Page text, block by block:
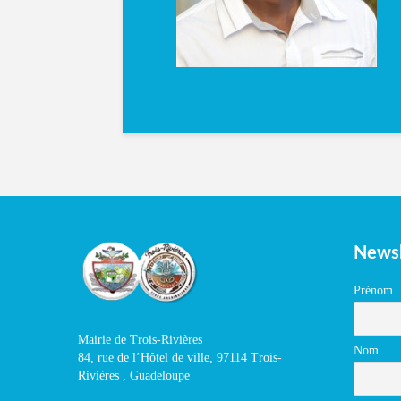
Mairie de Trois-Rivières
84, rue de l’Hôtel de ville, 97114 Trois-
Rivières , Guadeloupe
Prénom
Nom